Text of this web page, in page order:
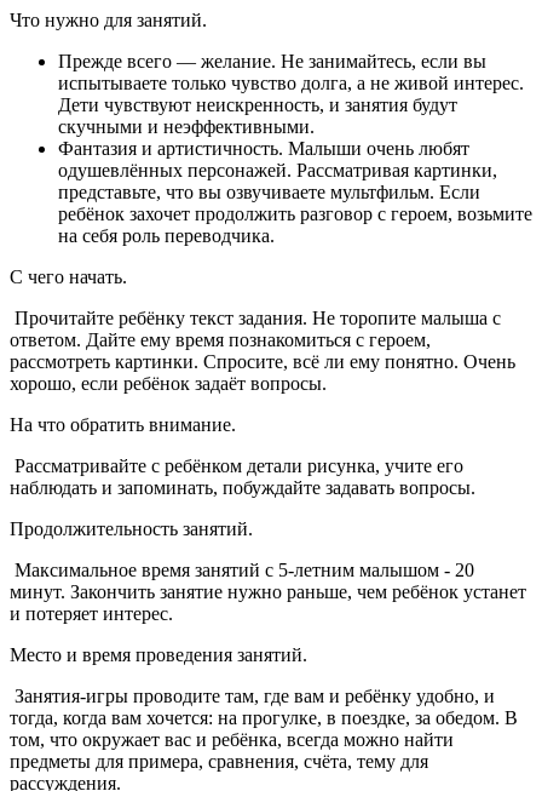
Что нужно для занятий.
Прежде всего — желание. Не занимайтесь, если вы
испытываете только чув­ство долга, а не живой интерес.
Дети чувствуют неискренность, и занятия будут
скучными и неэффективными.
Фантазия и артистичность. Малыши очень любят
одушевлённых персонажей. Рас­сматривая картинки,
представьте, что вы озвучиваете мультфильм. Если
ребёнок захочет продолжить разговор с героем, возьмите
на себя роль переводчика.
С чего начать.
Прочитайте ребёнку текст задания. Не торопите малыша с
ответом. Дайте ему время познакомиться с героем,
рассмотреть картинки. Спросите, всё ли ему понятно. Очень
хорошо, если ребёнок задаёт вопросы.
На что обратить внимание.
Рассматривайте с ребёнком детали рисунка, учите его
наблюдать и запоминать, побуж­дайте задавать вопросы.
Продолжительность занятий.
Максимальное время занятий с 5-летним малышом - 20
минут. Закончить занятие нужно раньше, чем ребёнок устанет
и потеряет интерес.
Место и время проведения занятий.
Занятия-игры проводите там, где вам и ребёнку удобно, и
тогда, когда вам хочется: на прогулке, в поездке, за обедом. В
том, что окружает вас и ребёнка, всегда можно найти
предметы для примера, сравнения, счёта, тему для
рассуждения.